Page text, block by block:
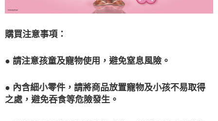
４．使用「AFTEE先享後付」時，將依據個別帳號之用戶狀況，依本公司即
請求用戶進行身份認證。
５．嚴禁一人註冊多個帳號或使用他人資訊註冊。若發現惡意使用之情形，
購買注意事項：
● 請注意孩童及寵物使用，避免窒息風險。
● 內含細小零件，請將商品放置寵物及小孩不易取得
之處，避免吞食等危險發生。